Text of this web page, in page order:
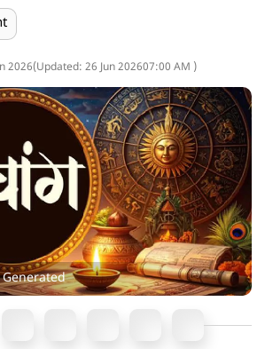
2026(Updated: 26 Jun 202607:00 AM )